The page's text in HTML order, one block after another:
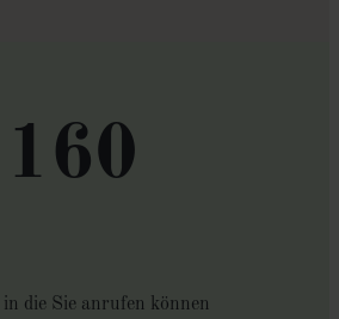
160
die Sie anrufen können